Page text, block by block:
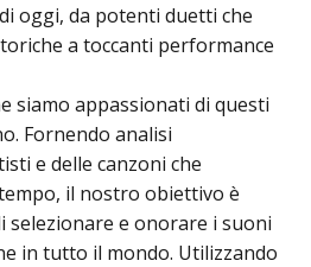
oggi, da potenti duetti che
a toccanti performance
siamo appassionati di questi
Fornendo analisi
e delle canzoni che
il nostro obiettivo è
selezionare e onorare i suoni
in tutto il mondo. Utilizzando